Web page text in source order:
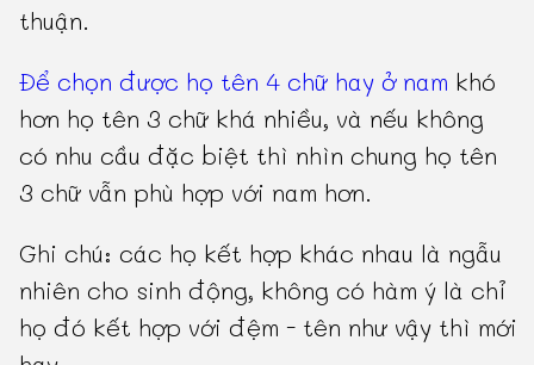
thuận.
Để chọn được họ tên 4 chữ hay ở nam khó
hơn họ tên 3 chữ khá nhiều, và nếu không
có nhu cầu đặc biệt thì nhìn chung họ tên
3 chữ vẫn phù hợp với nam hơn.
Ghi chú: các họ kết hợp khác nhau là ngẫu
nhiên cho sinh động, không có hàm ý là chỉ
họ đó kết hợp với đệm - tên như vậy thì mới